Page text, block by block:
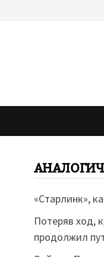
«Старлинк»,
Потеряв ход,
продолжил